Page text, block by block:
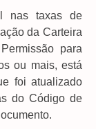
nas taxas de
da Carteira
para
ou mais, está
foi atualizado
do Código de